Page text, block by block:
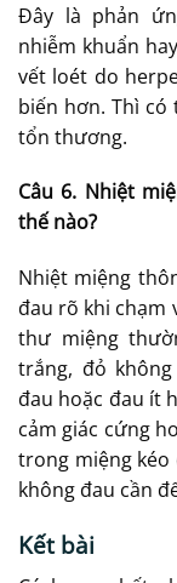
Đây là phản
nhiễm khuẩn
vết loét do
biến hơn. Thì
tổn thương.
Câu 6. Nhiệt
thế nào?
Nhiệt miệng
đau rõ khi chạm
thư miệng
trắng, đỏ
đau hoặc đau ít
cảm giác cứng
trong miệng kéo
không đau cần
Kết bài